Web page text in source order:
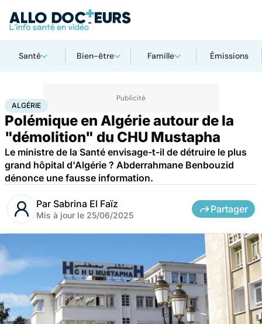
Santé Bien-être Famille Émissions
AccueilSanté Santé publiqueAlgérie
ALGÉRIE
Polémique en Algérie autour de la
"démolition" du CHU Mustapha
Le ministre de la Santé envisage-t-il de détruire le plus
grand hôpital d'Algérie ? Abderrahmane Benbouzid
dénonce une fausse information.
Par Sabrina El Faïz
Mis à jour le 25/06/2025
Partager